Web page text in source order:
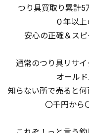
つり具買取り累計5
０年以
安心の正確＆スピ
通常のつり具リサイ
オールド
知らない所で売ると
〇千円から